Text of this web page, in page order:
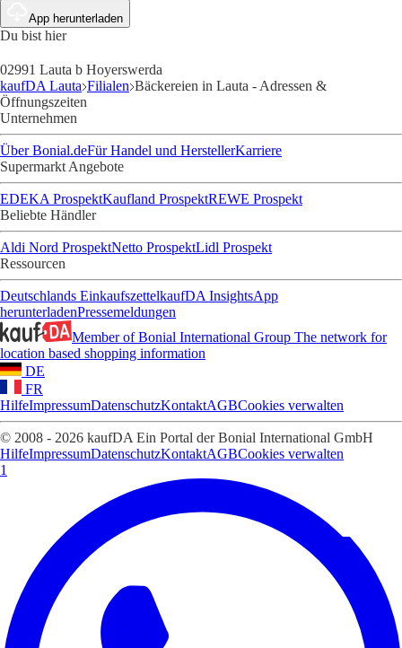
App herunterladen
Du bist hier
02991 Lauta b Hoyerswerda
kaufDA Lauta Filialen Bäckereien in Lauta - Adressen &
Öffnungszeiten
Unternehmen
Über Bonial.deFür Handel und HerstellerKarriere
Supermarkt Angebote
EDEKA ProspektKaufland ProspektREWE Prospekt
Beliebte Händler
Aldi Nord ProspektNetto ProspektLidl Prospekt
Ressourcen
Deutschlands EinkaufszettelkaufDA InsightsApp
herunterladenPressemeldungen
Member of Bonial International Group The network for
location based shopping information
DE
FR
HilfeImpressumDatenschutzKontaktAGBCookies verwalten
© 2008 - 2026 kaufDA Ein Portal der Bonial International GmbH
HilfeImpressumDatenschutzKontaktAGBCookies verwalten
1